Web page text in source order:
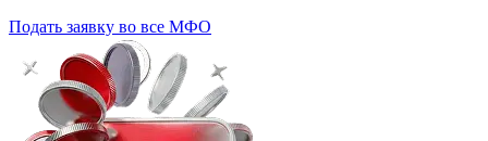
Подать заявку во все МФО